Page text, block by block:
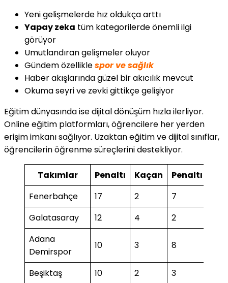
Yeni gelişmelerde hız oldukça arttı
Yapay zeka tüm kategorilerde önemli ilgi
görüyor
Umutlandıran gelişmeler oluyor
Gündem özelliklespor ve sağlık
Haber akışlarında güzel bir akıcılık mevcut
Okuma seyri ve zevki gittikçe gelişiyor
Eğitim dünyasında ise dijital dönüşüm hızla ilerliyor.
Online eğitim platformları, öğrencilere her yerden
erişim imkanı sağlıyor. Uzaktan eğitim ve dijital sınıflar,
öğrencilerin öğrenme süreçlerini destekliyor.
Takımlar Penaltı Kaçan Penaltı
Fenerbahçe
17 2 7
Galatasaray
12 4 2
Adana
Demirspor
10 3 8
Beşiktaş 10 2 3